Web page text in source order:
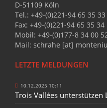
D-51109 Köln
Tel.: +49-(0)221-94 65 35 33
Fax: +49-(0)221-94 65 35 34
Mobil: +49-(0)177-8 34 00
Mail: schrahe [at]
LETZTE MELDUNGEN
10.12.2025 10:11
Trois Vallées unterstützen